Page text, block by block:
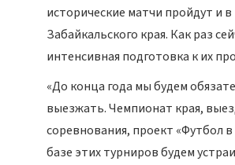
исторические матчи пройдут и
Забайкальского края. Как раз
интенсивная подготовка к их
«До конца года мы будем
выезжать. Чемпионат края,
соревнования, проект «Футбол
базе этих турниров будем